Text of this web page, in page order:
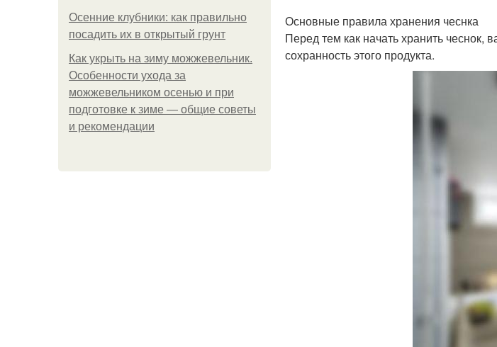
Осенние клубники: как правильно
посадить их в открытый грунт
Как укрыть на зиму можжевельник.
Особенности ухода за
можжевельником осенью и при
подготовке к зиме — общие советы
и рекомендации
Чеснок перед
хранением
Основные правила хранения чеснка
Перед тем как начать хранить чеснок,
сохранность этого продукта.